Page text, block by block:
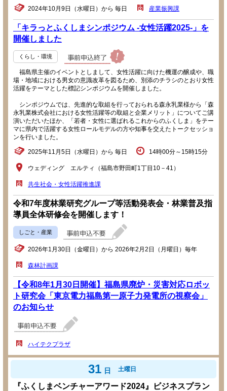
2024年10月9日（水曜日）から 毎日 産業振興課
「キラっとふくしまシンポジウム -女性活躍2025-」を
開催しました
くらし・環境
福島県主催のイベントとしまして、女性活躍に向けた機運の醸成や、職
場・地域における男女の意識改革を図るため、別添のチラシのとおり女性
活躍をテーマとした標記シンポジウムを開催しました。
シンポジウムでは、先進的な取組を行っておられる森永乳業様から「森
永乳業株式会社における女性活躍等の取組と企業メリット」についてご講
演いただいたほか、「若者・女性に選ばれるこれからのふくしま」をテー
マに県内で活躍する女性ロールモデルの方や知事を交えたトークセッショ
ンを行いました。
2025年11月5日（水曜日）から 毎日 14時00分～15時15分
ウェディング エルティ（福島市野田町1丁目10－41）
共生社会・女性活躍推進課
令和7年度林業研究グループ等活動発表会・林業普及指
導員全体研修会を開催します！
しごと・産業
2026年1月30日（金曜日）から 2026年2月2日（月曜日）毎年
森林計画課
【令和8年1月30日開催】福島県廃炉・災害対応ロボッ
ト研究会「東京電力福島第一原子力発電所の視察会」
のお知らせ
ハイテクプラザ
31 日 土曜日
『ふくしまベンチャーアワード2024』ビジネスプラン